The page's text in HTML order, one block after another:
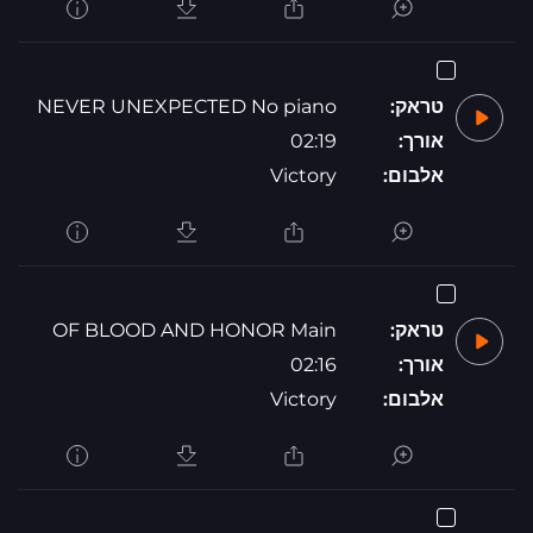
טראק:
NEVER UNEXPECTED No piano
אורך:
02:19
אלבום:
Victory
טראק:
OF BLOOD AND HONOR Main
אורך:
02:16
אלבום:
Victory